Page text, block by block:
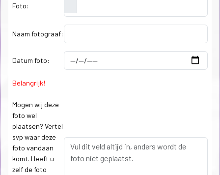
Foto:
Naam fotograaf:
Datum foto:
Belangrijk!
Mogen wij deze
foto wel
plaatsen? Vertel
svp waar deze
foto vandaan
komt. Heeft u
zelf de foto